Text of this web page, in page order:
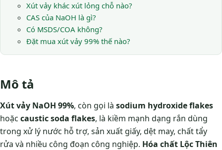
Xút vảy khác xút lỏng chỗ nào?
CAS của NaOH là gì?
Có MSDS/COA không?
Đặt mua xút vảy 99% thế nào?
Mô tả
Xút vảy NaOH 99%, còn gọi là sodium hydroxide flakes
hoặc caustic soda flakes, là kiềm mạnh dạng rắn dùng
trong xử lý nước hỗ trợ, sản xuất giấy, dệt may, chất tẩy
rửa và nhiều công đoạn công nghiệp. Hóa chất Lộc Thiên